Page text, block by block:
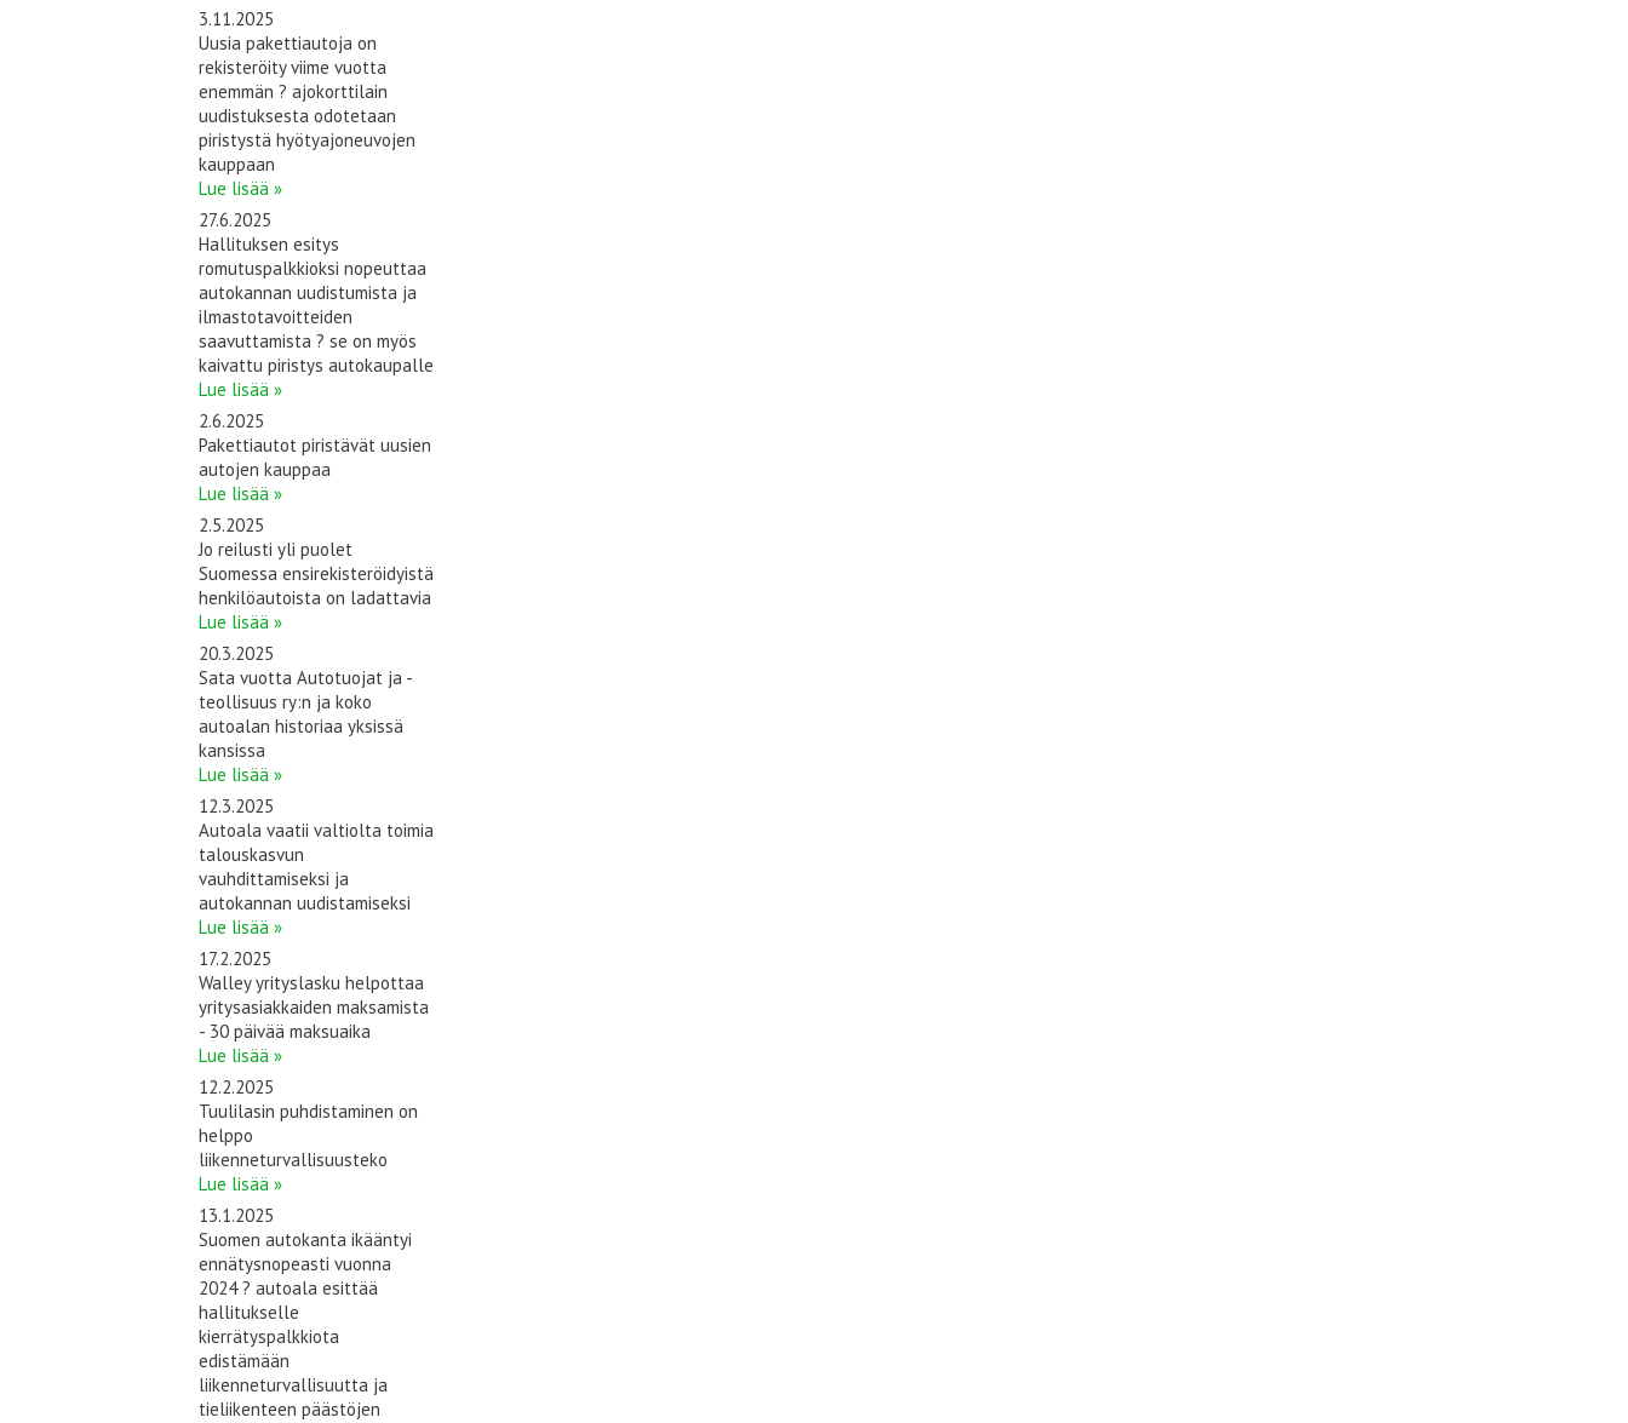
3.11.2025
Uusia pakettiautoja on
rekisteröity viime vuotta
enemmän ? ajokorttilain
uudistuksesta odotetaan
piristystä hyötyajoneuvojen
kauppaan
Lue lisää »
27.6.2025
Hallituksen esitys
romutuspalkkioksi nopeuttaa
autokannan uudistumista ja
ilmastotavoitteiden
saavuttamista ? se on myös
kaivattu piristys autokaupalle
Lue lisää »
2.6.2025
Pakettiautot piristävät uusien
autojen kauppaa
Lue lisää »
2.5.2025
Jo reilusti yli puolet
Suomessa ensirekisteröidyistä
henkilöautoista on ladattavia
Lue lisää »
20.3.2025
Sata vuotta Autotuojat ja -
teollisuus ry:n ja koko
autoalan historiaa yksissä
kansissa
Lue lisää »
12.3.2025
Autoala vaatii valtiolta toimia
talouskasvun
vauhdittamiseksi ja
autokannan uudistamiseksi
Lue lisää »
17.2.2025
Walley yrityslasku helpottaa
yritysasiakkaiden maksamista
- 30 päivää maksuaika
Lue lisää »
12.2.2025
Tuulilasin puhdistaminen on
helppo
liikenneturvallisuusteko
Lue lisää »
13.1.2025
Suomen autokanta ikääntyi
ennätysnopeasti vuonna
2024 ? autoala esittää
hallitukselle
kierrätyspalkkiota
edistämään
liikenneturvallisuutta ja
tieliikenteen päästöjen